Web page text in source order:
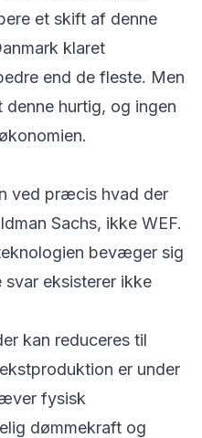
et skift af denne
klaret
end de fleste. Men
hurtig, og ingen
ved præcis hvad der
Sachs, ikke WEF.
bevæger sig
eksisterer ikke
kan reduceres til
er under
fysisk
dømmekraft og